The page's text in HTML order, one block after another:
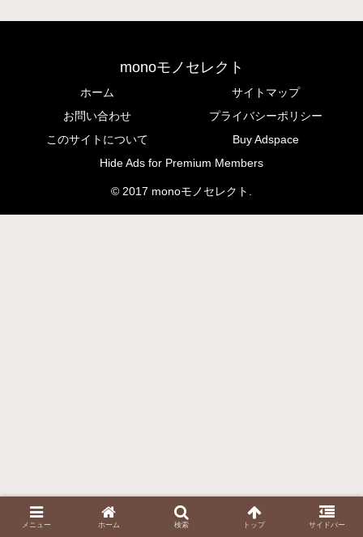
monoモノセレクト
ホーム
サイトマップ
お問い合わせ
プライバシーポリシー
このサイトについて
Buy Adspace
Hide Ads for Premium Members
© 2017 monoモノセレクト.
メニュー ホーム 検索 トップ サイドバー